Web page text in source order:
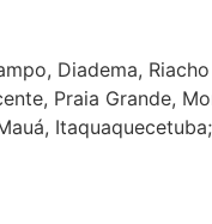
Diadema,
Praia Grande,